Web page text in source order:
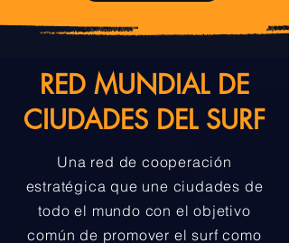
RED MUNDIAL DE
CIUDADES DEL SURF
Una red de cooperación
estratégica que une ciudades de
todo el mundo con el objetivo
común de promover el surf como